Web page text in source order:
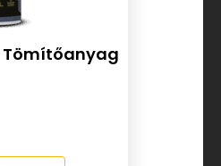
Tömítőanyag